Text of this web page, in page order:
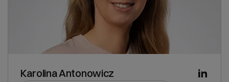
Karolina Antonowicz